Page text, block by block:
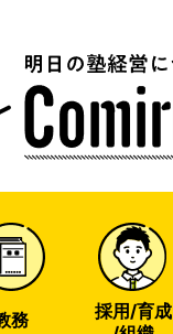
務
採用/育成